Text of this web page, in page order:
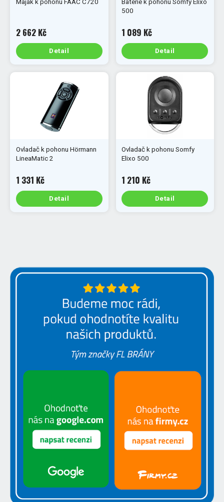
Maják k pohonu FAAC C720
2 662 Kč
Detail
Baterie k pohonu Somfy Elixo
500
1 089 Kč
Detail
Ovladač k pohonu Hörmann
LineaMatic 2
1 331 Kč
Detail
Ovladač k pohonu Somfy
Elixo 500
1 210 Kč
Detail